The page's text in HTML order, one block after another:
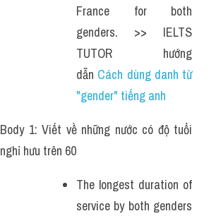
France for both
genders. >> IELTS
TUTOR hướng
dẫn Cách dùng danh từ
"gender" tiếng anh
Body 1: Viết về những nước có độ tuổi
nghỉ hưu trên 60
The longest duration of
service by both genders